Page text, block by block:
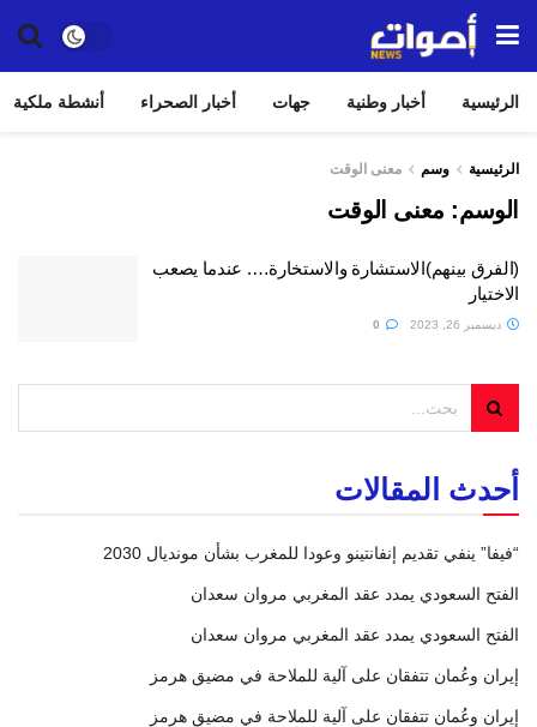
الرئيسية أخبار وطنية جهات أخبار الصحراء أنشطة ملكية
الرئيسية وسم معنى الوقت
الوسم: معنى الوقت
(الفرق بينهم)الاستشارة والاستخارة…. عندما يصعب
الاختيار
ديسمبر 26, 2023
أحدث المقالات
“فيفا” ينفي تقديم إنفانتينو وعودا للمغرب بشأن مونديال 2030
الفتح السعودي يمدد عقد المغربي مروان سعدان
الفتح السعودي يمدد عقد المغربي مروان سعدان
إيران وعُمان تتفقان على آلية للملاحة في مضيق هرمز
إيران وعُمان تتفقان على آلية للملاحة في مضيق هرمز